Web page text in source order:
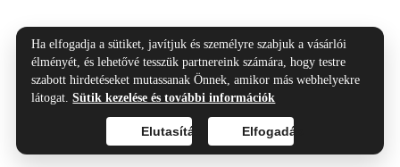
Ha elfogadja a sütiket, javítjuk és személyre szabjuk a vásárlói
élményét, és lehetővé tesszük partnereink számára, hogy testre
szabott hirdetéseket mutassanak Önnek, amikor más webhelyekre
látogat.Sütik kezelése és további információk
Elfogadás
Elutasítás